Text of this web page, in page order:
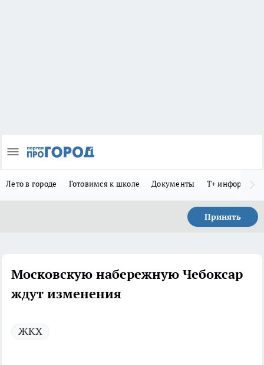
Лето в городе Готовимся к школе Документы Т+
Принять
Московскую набережную Чебоксар
ждут изменения
ЖКХ